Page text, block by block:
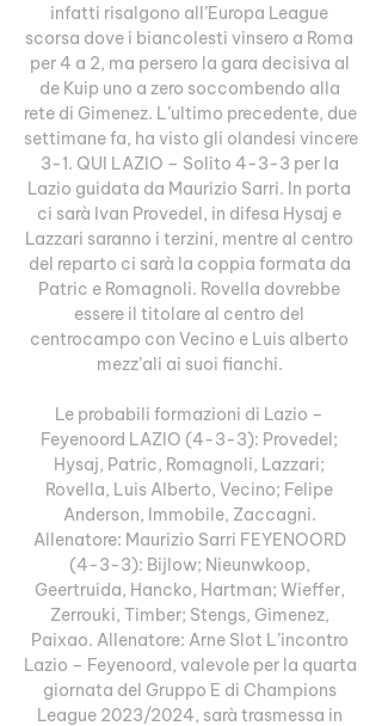
infatti risalgono all’Europa League
scorsa dove i biancolesti vinsero a Roma
per 4 a 2, ma persero la gara decisiva al
de Kuip uno a zero soccombendo alla
rete di Gimenez. L’ultimo precedente, due
settimane fa, ha visto gli olandesi vincere
3-1. QUI LAZIO – Solito 4-3-3 per la
Lazio guidata da Maurizio Sarri. In porta
ci sarà Ivan Provedel, in difesa Hysaj e
Lazzari saranno i terzini, mentre al centro
del reparto ci sarà la coppia formata da
Patric e Romagnoli. Rovella dovrebbe
essere il titolare al centro del
centrocampo con Vecino e Luis alberto
mezz’ali ai suoi fianchi.
Le probabili formazioni di Lazio –
Feyenoord LAZIO (4-3-3): Provedel;
Hysaj, Patric, Romagnoli, Lazzari;
Rovella, Luis Alberto, Vecino; Felipe
Anderson, Immobile, Zaccagni.
Allenatore: Maurizio Sarri FEYENOORD
(4-3-3): Bijlow; Nieunwkoop,
Geertruida, Hancko, Hartman; Wieffer,
Zerrouki, Timber; Stengs, Gimenez,
Paixao. Allenatore: Arne Slot L’incontro
Lazio – Feyenoord, valevole per la quarta
giornata del Gruppo E di Champions
League 2023/2024, sarà trasmessa in